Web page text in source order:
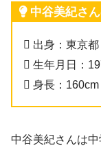
中谷美紀さ
 出身：東京都
 生年月日：
 身長：160cm
中谷美紀さんは